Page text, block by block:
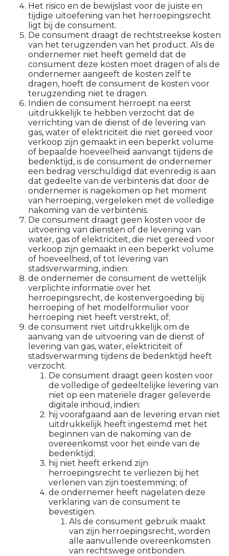
Het risico en de bewijslast voor de juiste en
tijdige uitoefening van het herroepingsrecht
ligt bij de consument.
De consument draagt de rechtstreekse kosten
van het terugzenden van het product. Als de
ondernemer niet heeft gemeld dat de
consument deze kosten moet dragen of als de
ondernemer aangeeft de kosten zelf te
dragen, hoeft de consument de kosten voor
terugzending niet te dragen.
Indien de consument herroept na eerst
uitdrukkelijk te hebben verzocht dat de
verrichting van de dienst of de levering van
gas, water of elektriciteit die niet gereed voor
verkoop zijn gemaakt in een beperkt volume
of bepaalde hoeveelheid aanvangt tijdens de
bedenktijd, is de consument de ondernemer
een bedrag verschuldigd dat evenredig is aan
dat gedeelte van de verbintenis dat door de
ondernemer is nagekomen op het moment
van herroeping, vergeleken met de volledige
nakoming van de verbintenis.
De consument draagt geen kosten voor de
uitvoering van diensten of de levering van
water, gas of elektriciteit, die niet gereed voor
verkoop zijn gemaakt in een beperkt volume
of hoeveelheid, of tot levering van
stadsverwarming, indien:
de ondernemer de consument de wettelijk
verplichte informatie over het
herroepingsrecht, de kostenvergoeding bij
herroeping of het modelformulier voor
herroeping niet heeft verstrekt, of;
de consument niet uitdrukkelijk om de
aanvang van de uitvoering van de dienst of
levering van gas, water, elektriciteit of
stadsverwarming tijdens de bedenktijd heeft
verzocht.
De consument draagt geen kosten voor
de volledige of gedeeltelijke levering van
niet op een materiële drager geleverde
digitale inhoud, indien:
hij voorafgaand aan de levering ervan niet
uitdrukkelijk heeft ingestemd met het
beginnen van de nakoming van de
overeenkomst voor het einde van de
bedenktijd;
hij niet heeft erkend zijn
herroepingsrecht te verliezen bij het
verlenen van zijn toestemming; of
de ondernemer heeft nagelaten deze
verklaring van de consument te
bevestigen.
Als de consument gebruik maakt
van zijn herroepingsrecht, worden
alle aanvullende overeenkomsten
van rechtswege ontbonden.